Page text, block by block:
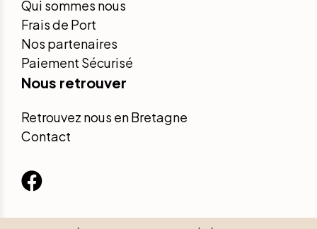
Qui sommes nous
Frais de Port
Nos partenaires
Paiement Sécurisé
Nous retrouver
Retrouvez nous en Bretagne
Contact
